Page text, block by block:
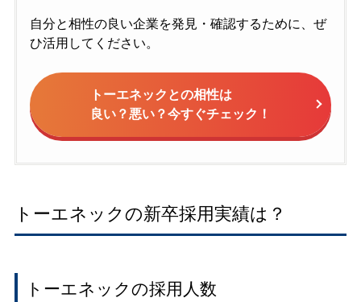
自分と相性の良い企業を発見・確認するために、ぜ
ひ活用してください。
トーエネックとの相性は
良い？悪い？今すぐチェック！
トーエネックの新卒採用実績は？
トーエネックの採用人数